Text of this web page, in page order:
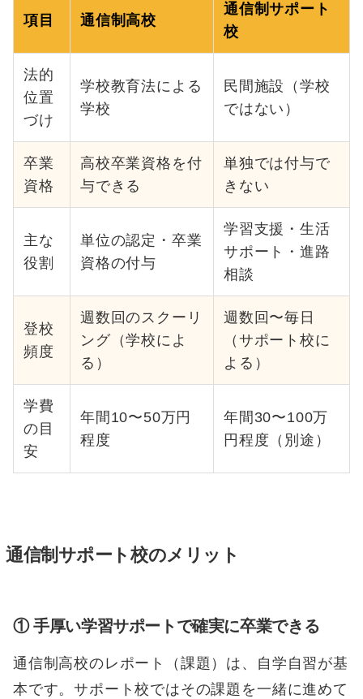
項目 通信制高校
通信制サポート
校
法的
位置
づけ
学校教育法による
学校
民間施設（学校
ではない）
卒業
資格
高校卒業資格を付
与できる
単独では付与で
きない
主な
役割
単位の認定・卒業
資格の付与
学習支援・生活
サポート・進路
相談
登校
頻度
週数回のスクーリ
ング（学校によ
る）
週数回〜毎日
（サポート校に
よる）
学費
の目
安
年間10〜50万円
程度
年間30〜100万
円程度（別途）
通信制サポート校のメリット
① 手厚い学習サポートで確実に卒業できる
通信制高校のレポート（課題）は、自学自習が基
本です。サポート校ではその課題を一緒に進めて